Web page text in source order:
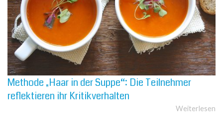
Methode „Haar in der Suppe“: Die Teilnehmer
reflektieren ihr Kritikverhalten
Weiterlesen